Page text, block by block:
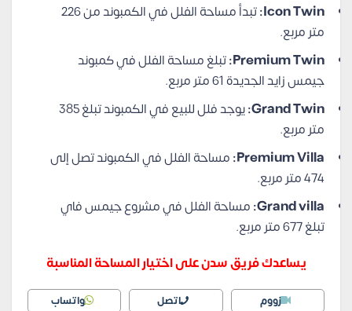
Icon Twin:
تبدأ مساحة الفلل في الكمبوند من 226
متر مربع.
Premium Twin: تبلغ مساحة الفلل في كمبوند
جيمس زايد الجديدة 61 متر مربع.
Grand Twin:
يوجد فلل للبيع في الكمبوند تبلغ 385
متر مربع.
Premium Villa: مساحة الفلل في الكمبوند تصل إلى
474 متر مربع.
Grand villa: مساحة الفلل في مشروع جيمس فاي
تبلغ 677 متر مربع.
يساعدك فريق سدن على اختيار المساحة المناسبة
زووم اتصل واتساب